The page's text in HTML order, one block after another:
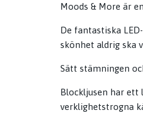
Moods & More är
De fantastiska
skönhet aldrig ska
Sätt stämningen
Blockljusen har ett
verklighetstrogna